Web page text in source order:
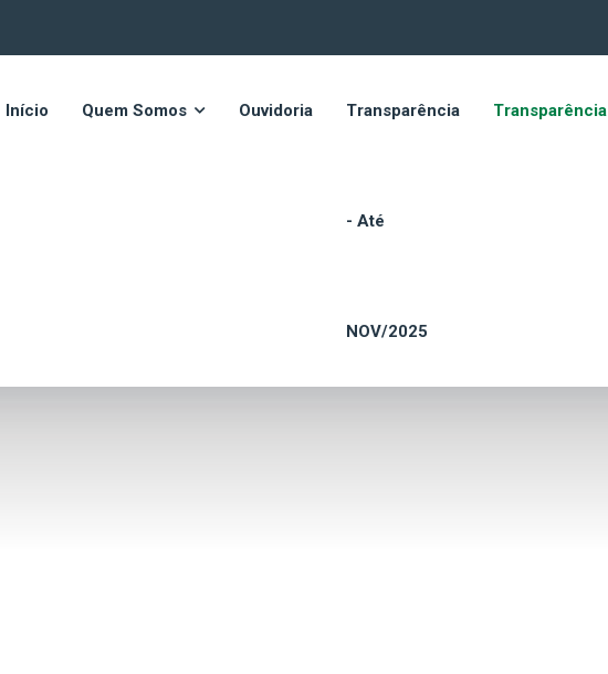
Início Quem Somos Ouvidoria Transparência
- Até
NOV/2025
Transparência